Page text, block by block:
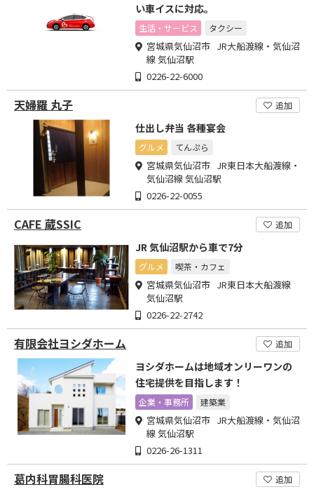
い車イスに対応。
生活・サービス タクシー
宮城県気仙沼市 JR大船渡線・気仙沼
線 気仙沼駅
0226-22-6000
天婦羅 丸子 追加
仕出し弁当 各種宴会
グルメ てんぷら
宮城県気仙沼市 JR東日本大船渡線・
気仙沼線 気仙沼駅
0226-22-0055
CAFE 蔵SSIC 追加
JR 気仙沼駅から車で7分
グルメ 喫茶・カフェ
宮城県気仙沼市 JR東日本大船渡線
気仙沼駅
0226-22-2742
有限会社ヨシダホーム 追加
ヨシダホームは地域オンリーワンの
住宅提供を目指します！
企業・事務所 建築業
宮城県気仙沼市 JR大船渡線・気仙沼
線 気仙沼駅
0226-26-1311
葛内科胃腸科医院 追加